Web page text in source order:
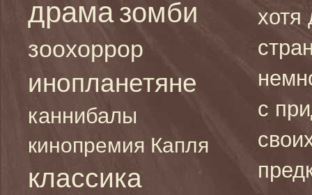
драма зомби
зоохоррор
инопланетяне
каннибалы
кинопремия Капля
классика
хотя
с